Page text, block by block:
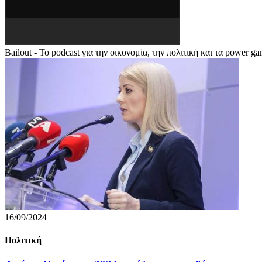
Bailout - Το podcast για την οικονομία, την πολιτική και τα power
16/09/2024
Πολιτική